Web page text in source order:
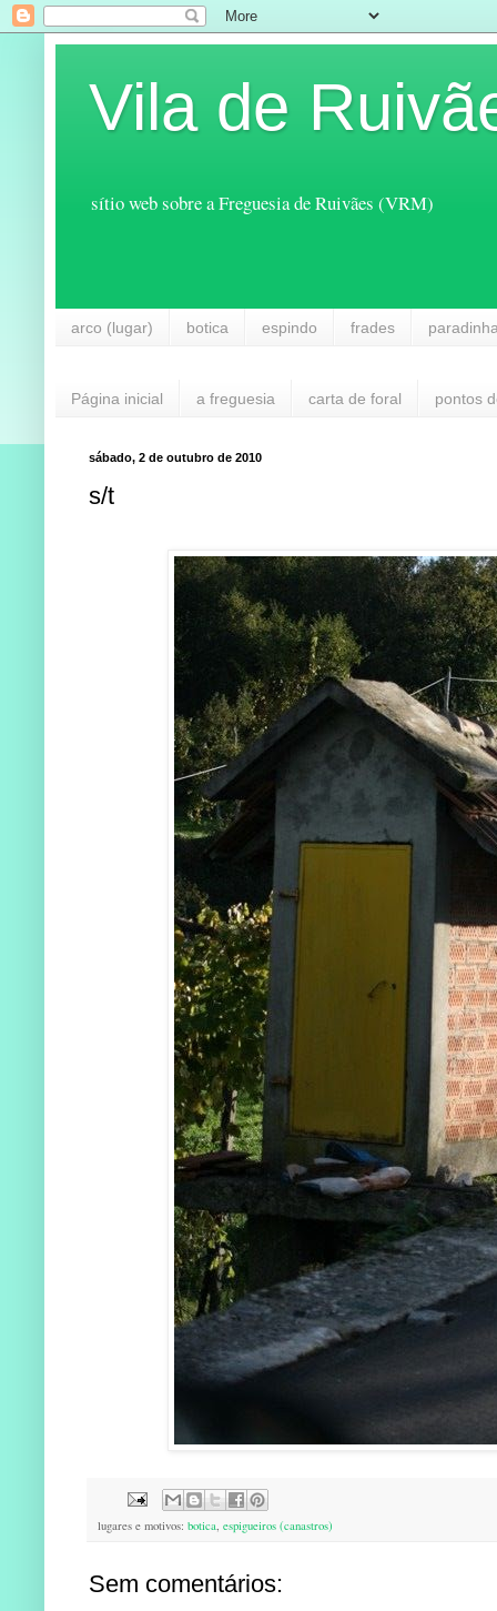
Vila de
sítio web sobre a Freguesia de Ruivães (VRM)
arco (lugar) botica espindo frades
Página inicial a freguesia carta de foral pontos
sábado, 2 de outubro de 2010
s/t
lugares e motivos: botica, espigueiros (canastros)
Sem comentários: